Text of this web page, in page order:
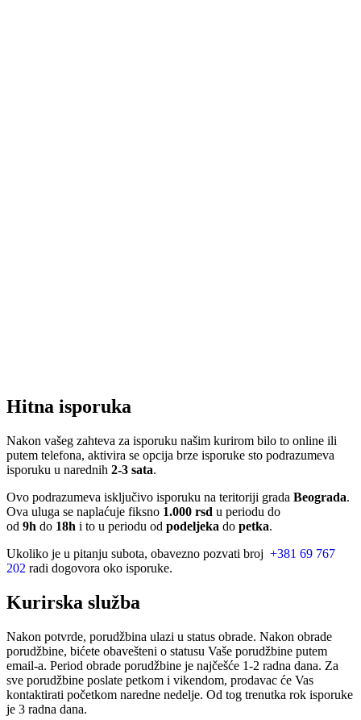
Hitna isporuka
Nakon vašeg zahteva za isporuku našim kurirom bilo to online ili
putem telefona, aktivira se opcija brze isporuke sto podrazumeva
isporuku u narednih 2-3 sata.
Ovo podrazumeva isključivo isporuku na teritoriji grada Beograda.
Ova uluga se naplaćuje fiksno 1.000 rsd u periodu do
od 9h do 18h i to u periodu od podeljeka do petka.
Ukoliko je u pitanju subota, obavezno pozvati broj +381 69 767
202 radi dogovora oko isporuke.
Kurirska služba
Nakon potvrde, porudžbina ulazi u status obrade. Nakon obrade
porudžbine, bićete obavešteni o statusu Vaše porudžbine putem
email-a. Period obrade porudžbine je najčešće 1-2 radna dana. Za
sve porudžbine poslate petkom i vikendom, prodavac će Vas
kontaktirati početkom naredne nedelje. Od tog trenutka rok isporuke
je 3 radna dana.